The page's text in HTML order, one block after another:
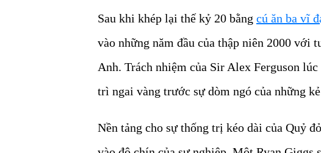
Sau khi khép lại thế kỷ 20 bằng cú ăn ba vĩ
vào những năm đầu của thập niên 2000 với
Anh. Trách nhiệm của Sir Alex Ferguson
trì ngai vàng trước sự dòm ngó của những
Nền tảng cho sự thống trị kéo dài của Quỷ